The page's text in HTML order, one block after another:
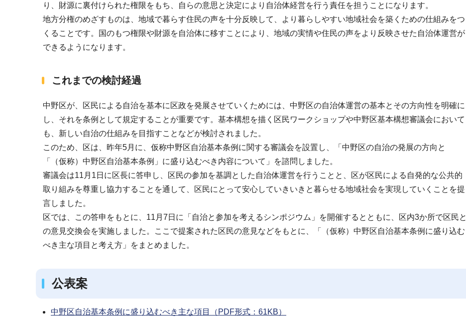
り、財源に裏付けられた権限をもち、自らの意思と決定により自治体経営を行う責任を担うことになります。
地方分権のめざすものは、地域で暮らす住民の声を十分反映して、より暮らしやすい地域社会を築くための仕組みをつ
くることです。国のもつ権限や財源を自治体に移すことにより、地域の実情や住民の声をより反映させた自治体運営が
できるようになります。
これまでの検討経過
中野区が、区民による自治を基本に区政を発展させていくためには、中野区の自治体運営の基本とその方向性を明確に
し、それを条例として規定することが重要です。基本構想を描く区民ワークショップや中野区基本構想審議会において
も、新しい自治の仕組みを目指すことなどが検討されました。
このため、区は、昨年5月に、仮称中野区自治基本条例に関する審議会を設置し、「中野区の自治の発展の方向と
「（仮称）中野区自治基本条例」に盛り込むべき内容について」を諮問しました。
審議会は11月1日に区長に答申し、区民の参加を基調とした自治体運営を行うことと、区が区民による自発的な公共的
取り組みを尊重し協力することを通して、区民にとって安心していきいきと暮らせる地域社会を実現していくことを提
言しました。
区では、この答申をもとに、11月7日に「自治と参加を考えるシンポジウム」を開催するとともに、区内3か所で区民と
の意見交換会を実施しました。ここで提案された区民の意見などをもとに、「（仮称）中野区自治基本条例に盛り込む
べき主な項目と考え方」をまとめました。
公表案
中野区自治基本条例に盛り込むべき主な項目（PDF形式：61KB）